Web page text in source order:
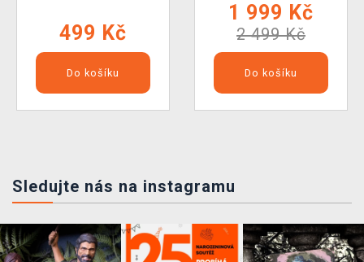
499 Kč
Do košíku
1 999 Kč
2 499 Kč
Do košíku
Sledujte nás na instagramu